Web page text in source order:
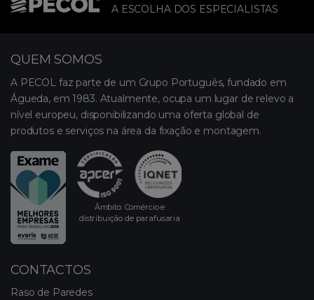
A ESCOLHA DOS ESPECIALISTAS
QUEM SOMOS
A PECOL faz parte de um Grupo Português, fundado em
Águeda, em 1983. Atualmente, ocupa um lugar de relevo a
nível europeu, disponibilizando uma oferta global de
produtos e serviços na área da fixação e montagem.
Âmbito: Comércio e
distribuição de parafusaria
CONTACTOS
Raso de Paredes